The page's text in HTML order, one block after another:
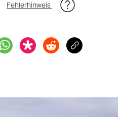
Fehlerhinweis